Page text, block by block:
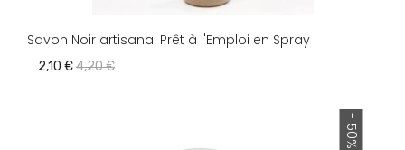
Savon Noir artisanal Prêt à l'Emploi en Spray
2,10 €4,20 €
- 50%